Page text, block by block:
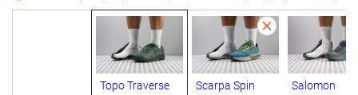
Topo Traverse
Scarpa Spin
Salomon